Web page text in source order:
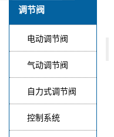
调节阀
电动调节阀
气动调节阀
自力式调节阀
控制系统